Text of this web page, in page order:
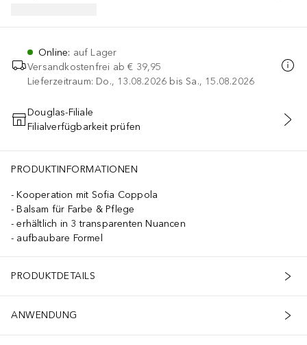
Online: auf Lager
Versandkostenfrei ab € 39,95
Lieferzeitraum: Do., 13.08.2026 bis Sa., 15.08.2026
IN DEN WARENKORB
Douglas-Filiale
Filialverfügbarkeit prüfen
PRODUKTINFORMATIONEN
Kooperation mit Sofia Coppola
Balsam für Farbe & Pflege
erhältlich in 3 transparenten Nuancen
aufbaubare Formel
PRODUKTDETAILS
ANWENDUNG